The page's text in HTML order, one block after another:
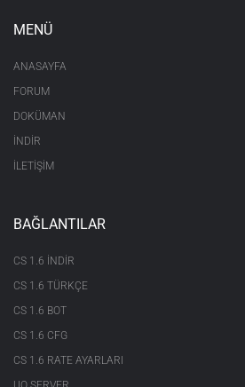
MENÜ
ANASAYFA
FORUM
DOKÜMAN
İNDİR
İLETİŞİM
BAĞLANTILAR
CS 1.6 INDIR
CS 1.6 TÜRKÇE
CS 1.6 BOT
CS 1.6 CFG
CS 1.6 RATE AYARLARI